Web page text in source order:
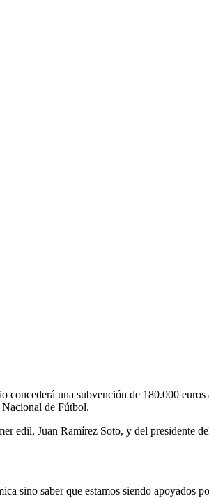
una subvención de 180.000
de Fútbol.
edil, Juan Ramírez Soto, y del presidente
sino saber que estamos siendo apoyados